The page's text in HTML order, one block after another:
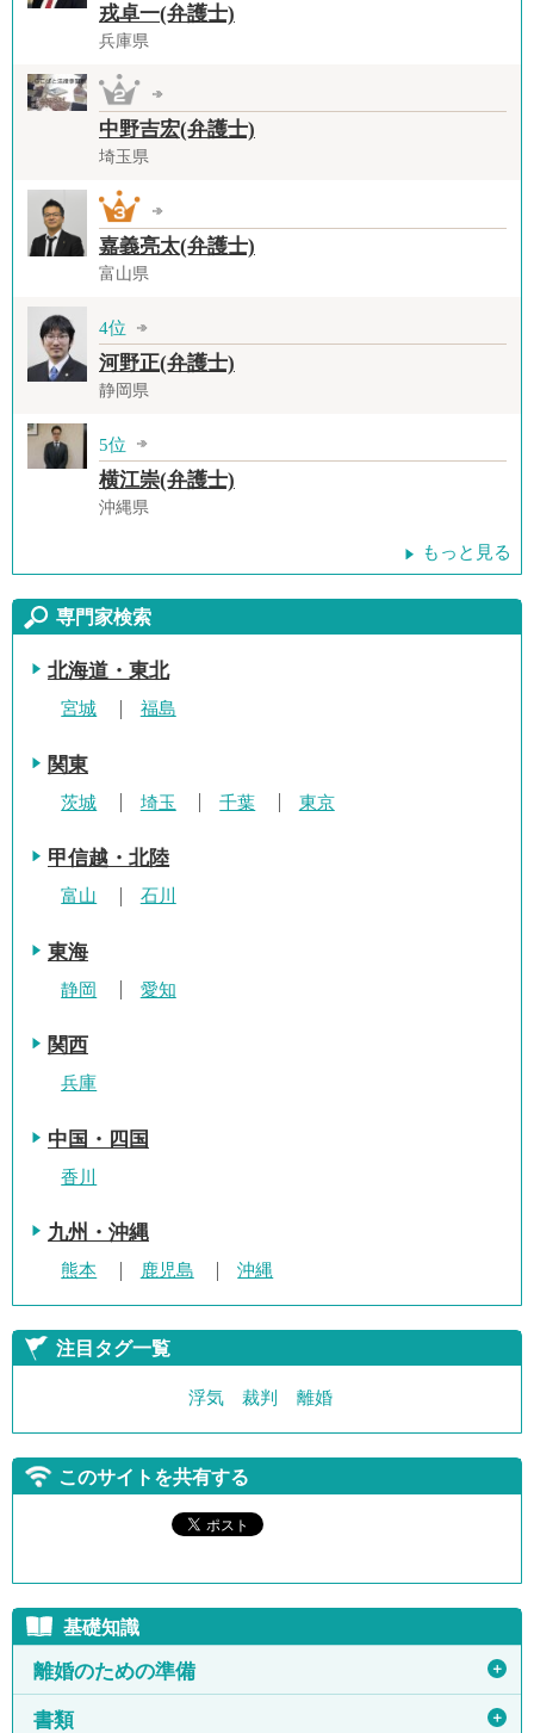
戎卓一(弁護士)
兵庫県
中野吉宏(弁護士)
埼玉県
嘉義亮太(弁護士)
富山県
4位
河野正(弁護士)
静岡県
5位
横江崇(弁護士)
沖縄県
もっと見る
専門家検索
北海道・東北
宮城 福島
関東
茨城 埼玉 千葉 東京
甲信越・北陸
富山 石川
東海
静岡 愛知
関西
兵庫
中国・四国
香川
九州・沖縄
熊本 鹿児島 沖縄
注目タグ一覧
浮気 裁判 離婚
このサイトを共有する
基礎知識
離婚のための準備 ＋
書類 ＋